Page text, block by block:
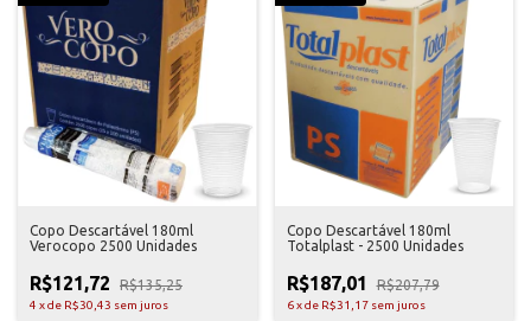
Copo Descartável 180ml
Verocopo 2500 Unidades
R$121,72 R$135,25
4 xde R$30,43 sem juros
Copo Descartável 180ml
Totalplast - 2500 Unidades
R$187,01 R$207,79
6 xde R$31,17 sem juros